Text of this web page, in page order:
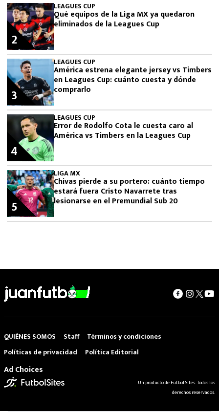
LEAGUES CUP
Qué equipos de la Liga MX ya quedaron
eliminados de la Leagues Cup
2
LEAGUES CUP
América estrena elegante jersey vs Timbers
en Leagues Cup: cuánto cuesta y dónde
comprarlo
3
LEAGUES CUP
Error de Rodolfo Cota le cuesta caro al
América vs Timbers en la Leagues Cup
4
LIGA MX
Chivas pierde a su portero: cuánto tiempo
estará fuera Cristo Navarrete tras
lesionarse en el Premundial Sub 20
5
QUIÉNES SOMOS Staff
Términos y condiciones
Políticas de privacidad
Política Editorial
Ad Choices
Un producto de Futbol Sites. Todos los
derechos reservados.